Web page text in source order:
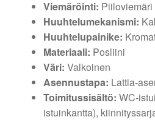
Viemäröinti: Piiloviemäri
Huuhtelumekanismi:
Huuhtelupainike:
Materiaali: Posliini
Väri: Valkoinen
Asennustapa: Lattia-
Toimitussisältö: WC-
istuinkantta),